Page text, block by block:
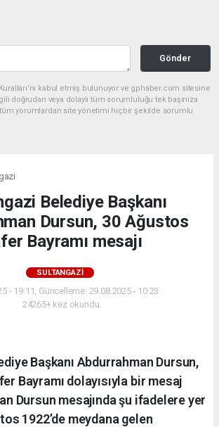
Gönder
kabul etmiş bulunuyor ve gphaber.com sitesine
doğrudan veya dolaylı tüm sorumluluğu tek başınıza
tüm yorumlardan site yönetimi hiçbir şekilde sorumlu
Belediye Başkanı
Dursun, 30 Ağustos
Bayramı mesajı
SULTANGAZI
- 19:11, Güncelleme: 29.08.2025 - 10:23
24265+ kez okundu.
Başkanı Abdurrahman Dursun,
Bayramı dolayısıyla bir mesaj
Dursun mesajında şu ifadelere yer
1922’de meydana gelen